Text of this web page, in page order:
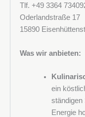
Adresse
Postleitzahl und Stadt
Unternehmen
Tlf. +49 3364
Oderlandstraße 17
15890
Was wir anbieten:
ein
ständigen
Energie